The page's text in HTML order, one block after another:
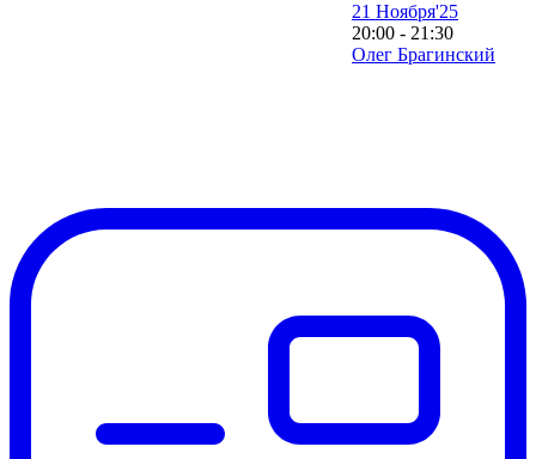
21 Ноября'25
20:00 - 21:30
Олег Брагинский